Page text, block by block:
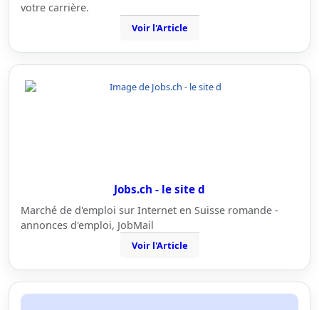
votre carrière.
Voir l'Article
Jobs.ch - le site d
Marché de d'emploi sur Internet en Suisse romande -
annonces d'emploi, JobMail
Voir l'Article